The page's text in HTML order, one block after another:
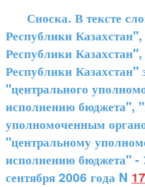
Сноска. В тексте
Республики
Республики
Республики
"центрального
исполнению бюджета",
уполномоченным
"центральному
исполнению бюджета" -
сентября 2006 года N